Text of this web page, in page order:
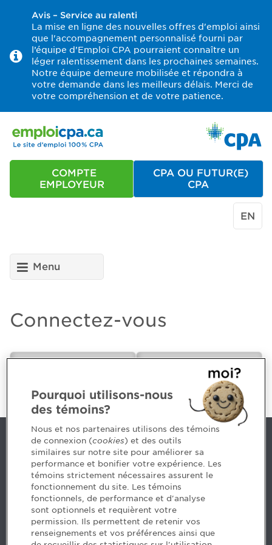
Avis – Service au ralenti
La mise en ligne des nouvelles offres d'emploi ainsi
que l'accompagnement personnalisé fourni par
l’équipe d’Emploi CPA pourraient connaître un
léger ralentissement dans les prochaines semaines.
Notre équipe demeure mobilisée et répondra à
votre demande dans les meilleurs délais. Merci de
votre compréhension et de votre patience.
COMPTE
EMPLOYEUR
CPA OU FUTUR(E)
CPA
EN
Menu
Connectez-vous
CPA
Nous joindre
514 788-1376 1 800 363-4688 [3033]
emploiCPA@cpaquebec.ca
5, Place Ville Marie, bureau 800, Montréal
(Québec)H3B 2G2
www.cpaquebec.ca
Pourquoi utilisons-nous
des témoins?
Nous et nos partenaires utilisons des témoins
de connexion (cookies) et des outils
similaires sur notre site pour améliorer sa
performance et bonifier votre expérience. Les
témoins strictement nécessaires assurent le
fonctionnement du site. Les témoins
fonctionnels, de performance et d'analyse
sont optionnels et requièrent votre
permission. Ils permettent de retenir vos
renseignements et vos préférences ainsi que